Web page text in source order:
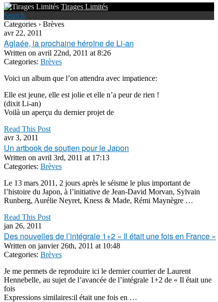
Tirages Limités
Search
Categories › Brèves
avr 22, 2011
Aglaée, la prochaine héroïne de Li-an
Written on avril 22nd, 2011 at 8:26
Categories: Brèves
Voici un album que l’on attendra avec impatience:
Elle est jeune, elle est jolie et elle n’a peur de rien !
(dixit Li-an)
Voilà un aperçu du dernier projet de
Read This Post
avr 3, 2011
Un artbook de soutien pour le Japon
Written on avril 3rd, 2011 at 17:13
Categories: Brèves
Le 13 mars 2011, 2 jours après le séisme le plus important de
l’histoire du Japon, à l’initiative de Jean-David Morvan, Sylvain
Runberg, Aurélie Neyret, Kness & Made, Rémi Maynègre …
Read This Post
jan 26, 2011
Des nouvelles de l’intégrale 1+2 « Il était une fois en France »
Written on janvier 26th, 2011 at 10:48
Categories: Brèves
Je me permets de reproduire ici le dernier courrier de Laurent
Hennebelle, au sujet de l’avancée de l’intégrale 1+2 de « Il était une
fois
Expressions similaires:il était une fois en …